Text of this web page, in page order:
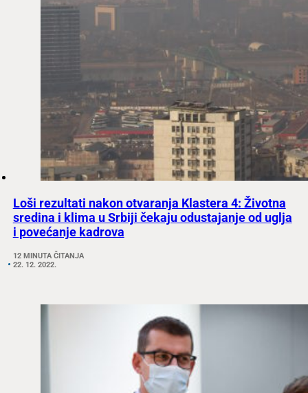
Loši rezultati nakon otvaranja Klastera 4: Životna
sredina i klima u Srbiji čekaju odustajanje od uglja
i povećanje kadrova
12 MINUTA ČITANJA
22. 12. 2022.